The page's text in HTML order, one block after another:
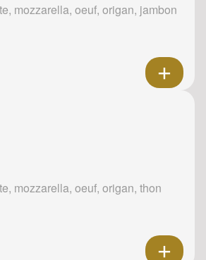
mozzarella, oeuf, origan, jambon
mozzarella, oeuf, origan, thon